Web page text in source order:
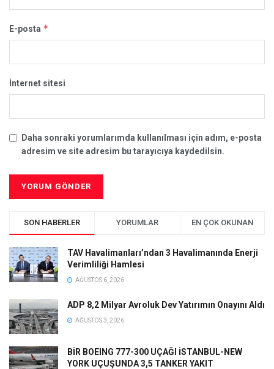
E-posta *
İnternet sitesi
Daha sonraki yorumlarımda kullanılması için adım, e-posta
adresim ve site adresim bu tarayıcıya kaydedilsin.
SON HABERLER YORUMLAR EN ÇOK OKUNAN
TAV Havalimanları’ndan 3 Havalimanında Enerji
Verimliliği Hamlesi
AĞUSTOS 6, 2026
ADP 8,2 Milyar Avroluk Dev Yatırımın Onayını Aldı
AĞUSTOS 3, 2026
BİR BOEING 777-300 UÇAĞI İSTANBUL-NEW
YORK UÇUŞUNDA 3,5 TANKER YAKIT